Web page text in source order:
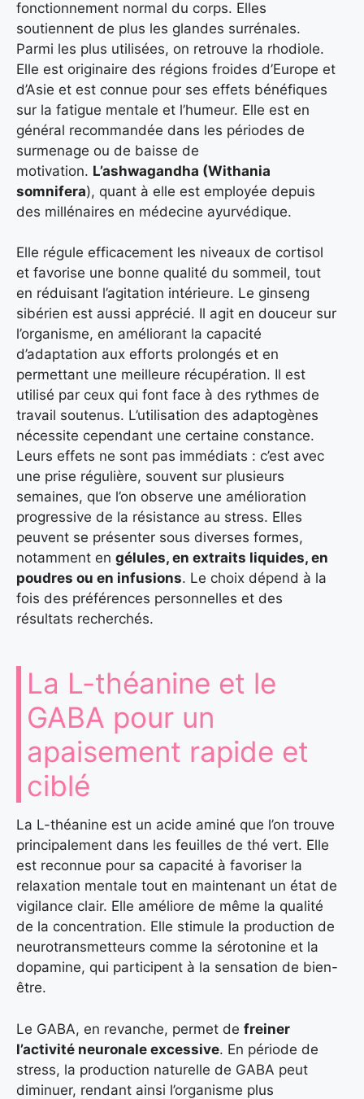
fonctionnement normal du corps. Elles
soutiennent de plus les glandes surrénales.
Parmi les plus utilisées, on retrouve la rhodiole.
Elle est originaire des régions froides d’Europe et
d’Asie et est connue pour ses effets bénéfiques
sur la fatigue mentale et l’humeur. Elle est en
général recommandée dans les périodes de
surmenage ou de baisse de
motivation. L’ashwagandha (Withania
somnifera), quant à elle est employée depuis
des millénaires en médecine ayurvédique.
Elle régule efficacement les niveaux de cortisol
et favorise une bonne qualité du sommeil, tout
en réduisant l’agitation intérieure. Le ginseng
sibérien est aussi apprécié. Il agit en douceur sur
l’organisme, en améliorant la capacité
d’adaptation aux efforts prolongés et en
permettant une meilleure récupération. Il est
utilisé par ceux qui font face à des rythmes de
travail soutenus. L’utilisation des adaptogènes
nécessite cependant une certaine constance.
Leurs effets ne sont pas immédiats : c’est avec
une prise régulière, souvent sur plusieurs
semaines, que l’on observe une amélioration
progressive de la résistance au stress. Elles
peuvent se présenter sous diverses formes,
notamment en gélules, en extraits liquides, en
poudres ou en infusions. Le choix dépend à la
fois des préférences personnelles et des
résultats recherchés.
La L-théanine et le
GABA pour un
apaisement rapide et
ciblé
La L-théanine est un acide aminé que l’on trouve
principalement dans les feuilles de thé vert. Elle
est reconnue pour sa capacité à favoriser la
relaxation mentale tout en maintenant un état de
vigilance clair. Elle améliore de même la qualité
de la concentration. Elle stimule la production de
neurotransmetteurs comme la sérotonine et la
dopamine, qui participent à la sensation de bien-
être.
Le GABA, en revanche, permet de freiner
l’activité neuronale excessive. En période de
stress, la production naturelle de GABA peut
diminuer, rendant ainsi l’organisme plus